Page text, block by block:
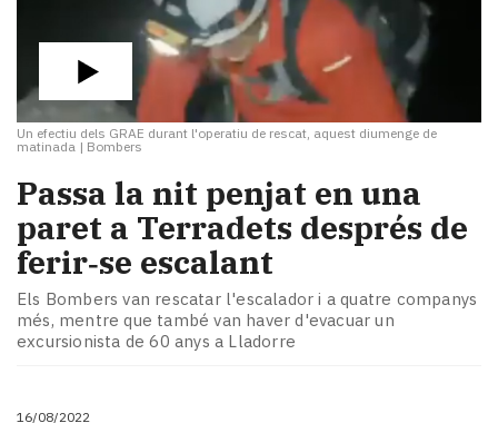
Un efectiu dels GRAE durant l'operatiu de rescat, aquest diumenge de
matinada | Bombers
Passa la nit penjat en una
paret a Terradets després de
ferir‑se escalant
Els Bombers van rescatar l'escalador i a quatre companys
més, mentre que també van haver d'evacuar un
excursionista de 60 anys a Lladorre
16/08/2022